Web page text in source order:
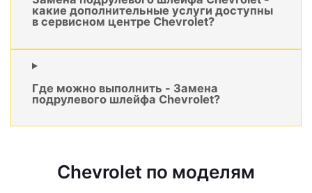
какие дополнительные услуги доступны
в сервисном центре Chevrolet?
Где можно выполнить - Замена
подрулевого шлейфа Chevrolet?
Chevrolet по моделям